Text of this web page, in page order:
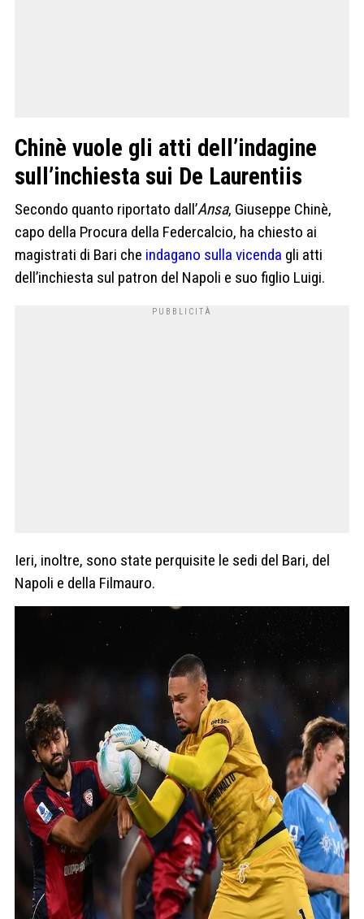
Chinè vuole gli atti dell’indagine
sull’inchiesta sui De Laurentiis
Secondo quanto riportato dall’Ansa, Giuseppe Chinè,
capo della Procura della Federcalcio, ha chiesto ai
magistrati di Bari che indagano sulla vicenda gli atti
dell’inchiesta sul patron del Napoli e suo figlio Luigi.
Ieri, inoltre, sono state perquisite le sedi del Bari, del
Napoli e della Filmauro.